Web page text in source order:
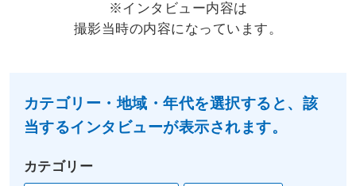
※インタビュー内容は
撮影当時の内容になっています。
カテゴリー・地域・年代を選択すると、該
当するインタビューが表示されます。
カテゴリー